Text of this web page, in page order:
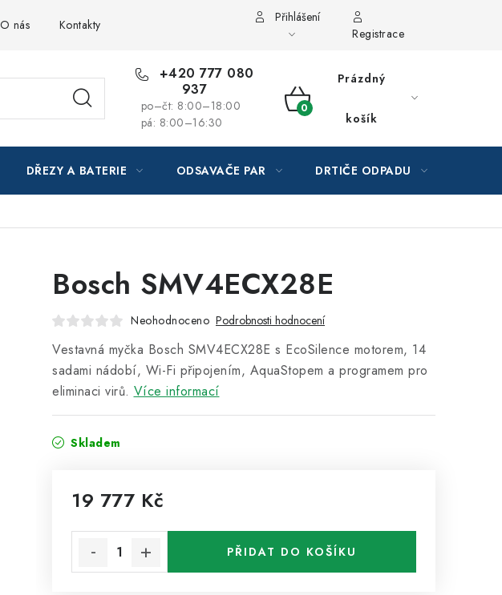
O nás Kontakty
Přihlášení
Registrace
+420 777 080
937
po–čt: 8:00–18:00
pá: 8:00–16:30
NÁKUPNÍ
Prázdný
košík
DŘEZY A BATERIE ODSAVAČE PAR DRTIČE ODPADU
Bosch SMV4ECX28E
Neohodnoceno Podrobnosti hodnocení
Vestavná myčka Bosch SMV4ECX28E s EcoSilence motorem, 14
sadami nádobí, Wi-Fi připojením, AquaStopem a programem pro
eliminaci virů. Více informací
Skladem
19 777 Kč
PŘIDAT DO KOŠÍKU